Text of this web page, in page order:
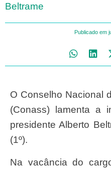
Beltrame
Publicado em
O Conselho Nacional de Secretários de Saúde
(Conass) lamenta a
presidente Alberto
(1º).
Na vacância do cargo, o vice-presidente do